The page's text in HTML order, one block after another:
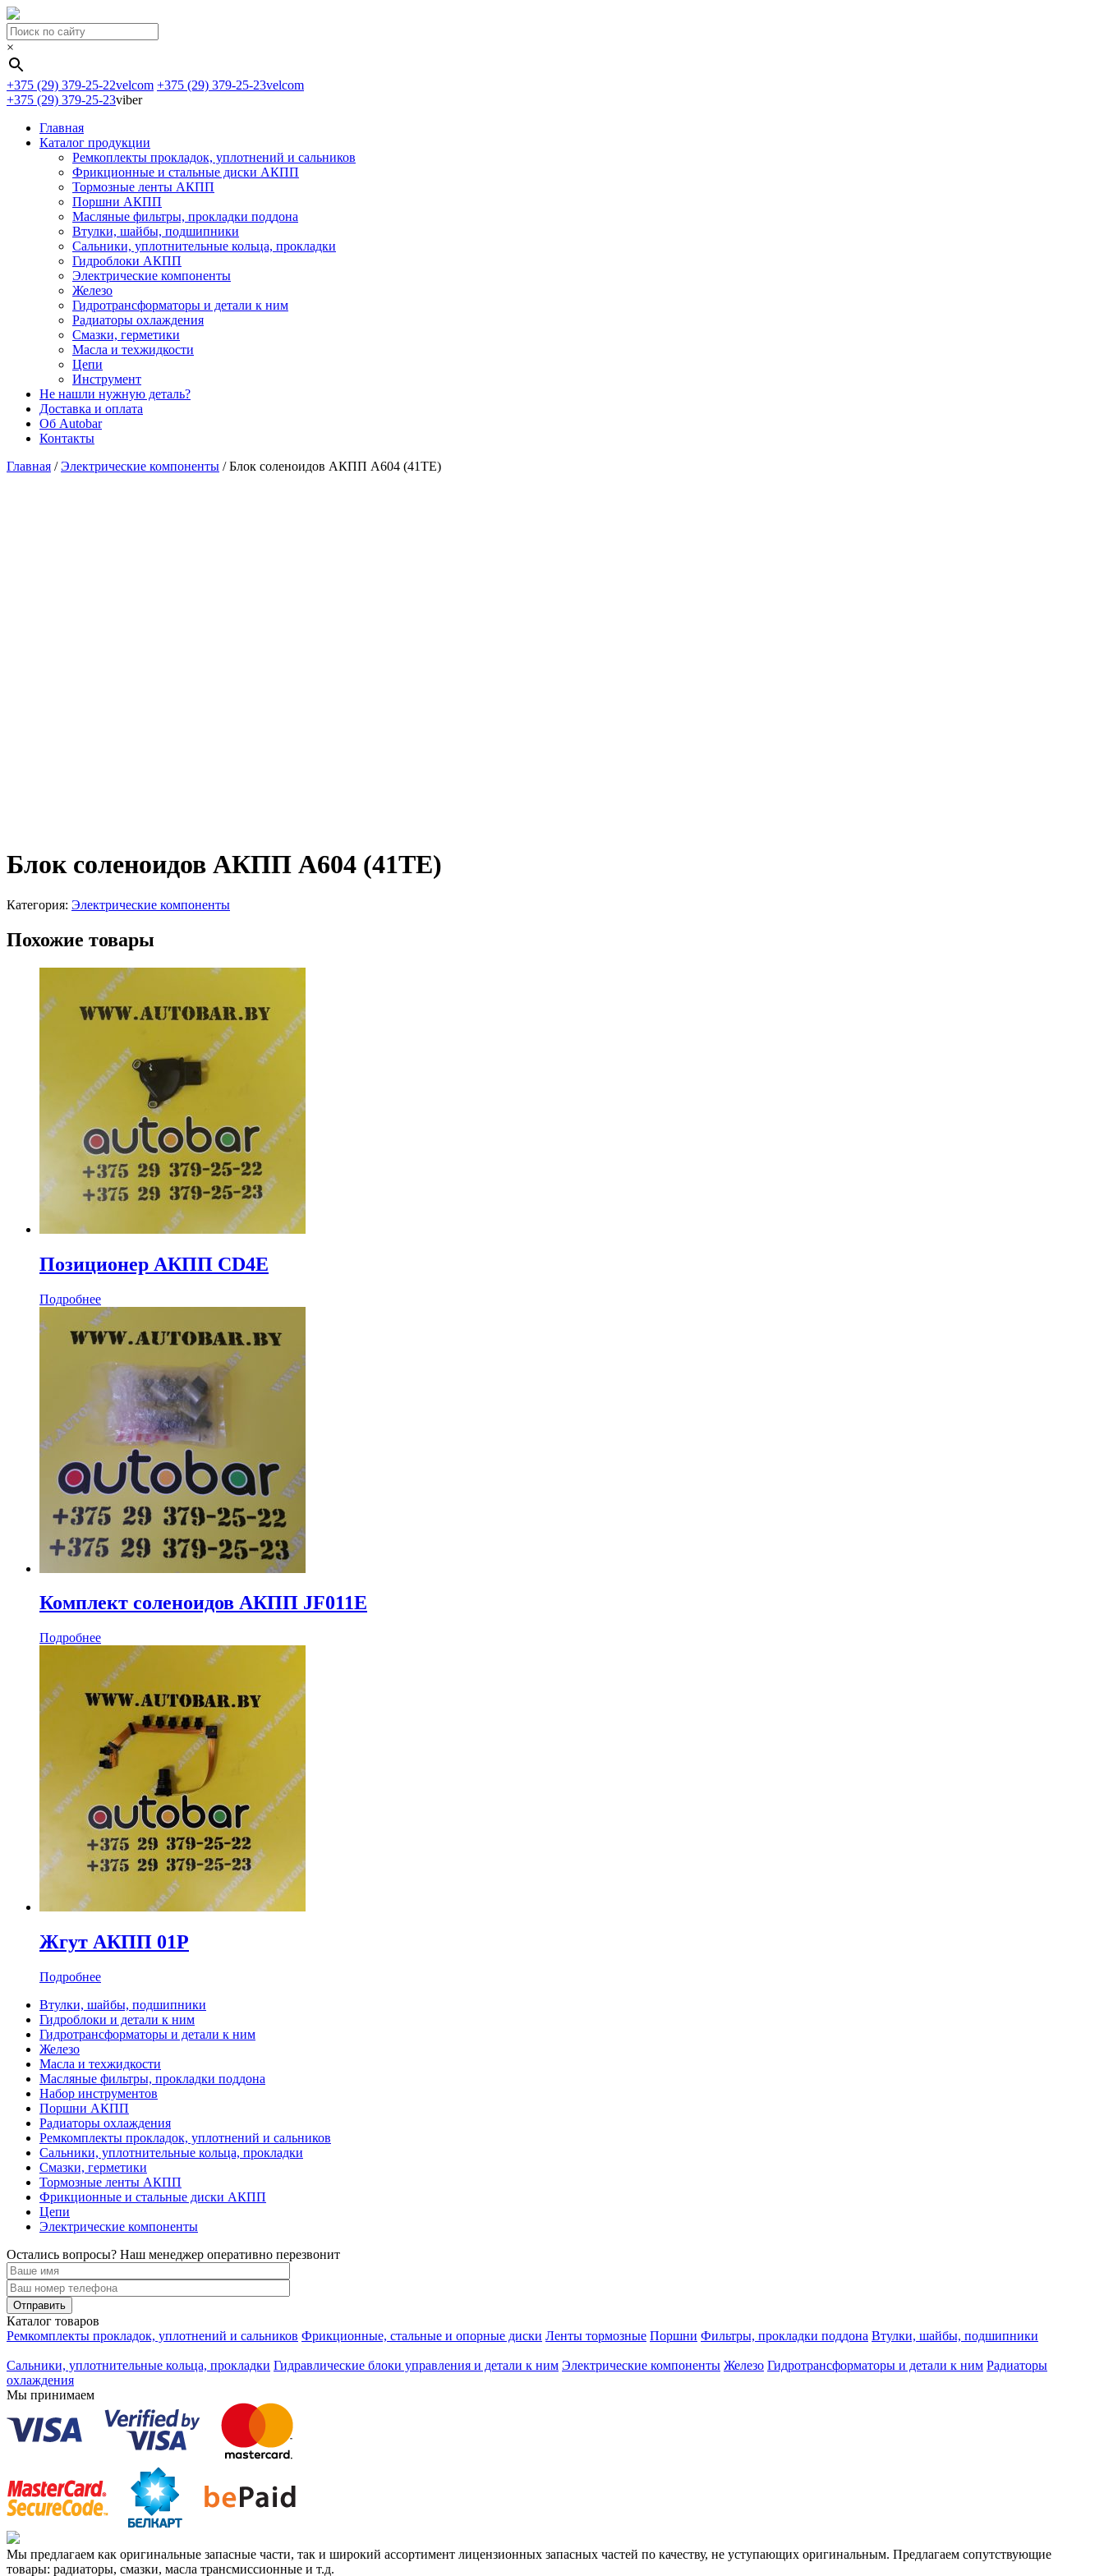
×
+375 (29) 379-25-22velcom +375 (29) 379-25-23velcom
+375 (29) 379-25-23viber
Главная
Каталог продукции
Ремкоплекты прокладок, уплотнений и сальников
Фрикционные и стальные диски АКПП
Тормозные ленты АКПП
Поршни АКПП
Масляные фильтры, прокладки поддона
Втулки, шайбы, подшипники
Сальники, уплотнительные кольца, прокладки
Гидроблоки АКПП
Электрические компоненты
Железо
Гидротрансформаторы и детали к ним
Радиаторы охлаждения
Смазки, герметики
Масла и техжидкости
Цепи
Инструмент
Не нашли нужную деталь?
Доставка и оплата
Об Autobar
Контакты
Главная /Электрические компоненты /Блок соленоидов АКПП A604 (41TE)
Блок соленоидов АКПП A604 (41TE)
Категория: Электрические компоненты
Похожие товары
Позиционер АКПП CD4E
Подробнее
Комплект соленоидов АКПП JF011E
Подробнее
Жгут АКПП 01P
Подробнее
Втулки, шайбы, подшипники
Гидроблоки и детали к ним
Гидротрансформаторы и детали к ним
Железо
Масла и техжидкости
Масляные фильтры, прокладки поддона
Набор инструментов
Поршни АКПП
Радиаторы охлаждения
Ремкомплекты прокладок, уплотнений и сальников
Сальники, уплотнительные кольца, прокладки
Смазки, герметики
Тормозные ленты АКПП
Фрикционные и стальные диски АКПП
Цепи
Электрические компоненты
Остались вопросы? Наш менеджер оперативно перезвонит
Каталог товаров
Ремкомплекты прокладок, уплотнений и сальников Фрикционные, стальные и опорные диски Ленты тормозные Поршни Фильтры, прокладки поддона Втулки, шайбы, подшипники
Сальники, уплотнительные кольца, прокладки Гидравлические блоки управления и детали к ним Электрические компоненты Железо Гидротрансформаторы и детали к ним Радиаторы
охлаждения
Мы принимаем
Мы предлагаем как оригинальные запасные части, так и широкий ассортимент лицензионных запасных частей по качеству, не уступающих оригинальным. Предлагаем сопутствующие
товары: радиаторы, смазки, масла трансмиссионные и т.д.